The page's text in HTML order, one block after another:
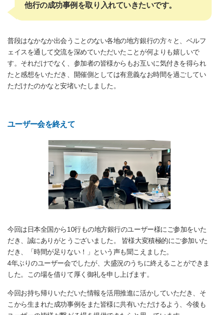
他行の成功事例を取り入れていきたいです。
普段はなかなか出会うことのない各地の地方銀行の方々と、ベルフ
ェイスを通して交流を深めていただいたことが何よりも嬉しいで
す。それだけでなく、参加者の皆様からもお互いに気付きを得られ
たと感想をいただき、開催側としては有意義なお時間を過ごしてい
ただけたのかなと安堵いたしました。
ユーザー会を終えて
今回は日本全国から10行もの地方銀行のユーザー様にご参加をいた
だき、誠にありがとうございました。 皆様大変積極的にご参加いた
だき、「時間が足りない！」という声も聞こえました。
4年ぶりのユーザー会でしたが、大盛況のうちに終えることができま
した。この場を借りて厚く御礼を申し上げます。
今回お持ち帰りいただいた情報を活用推進に活かしていただき、そ
こから生まれた成功事例をまた皆様に共有いただけるよう、今後も